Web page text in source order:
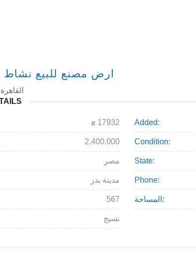
ارض مصنع للبيع نشاط
القاهرة
17932 Added:
2.400.000 Condition:
مصر State:
مدينة بدر Phone:
567 المساحة:
نسيج